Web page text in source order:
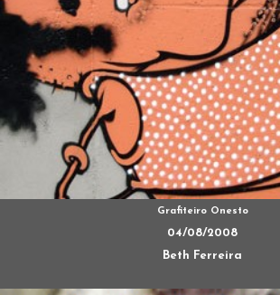
Grafiteiro Onesto
04/08/2008
Beth Ferreira